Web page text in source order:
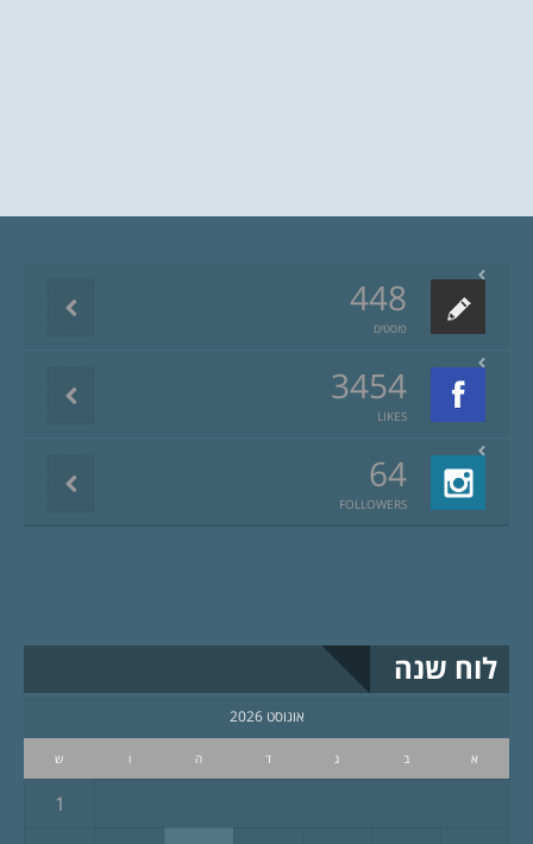
448
פוסטים
3454
LIKES
64
FOLLOWERS
לוח שנה
אוגוסט 2026
א ב ג ד ה ו ש
1